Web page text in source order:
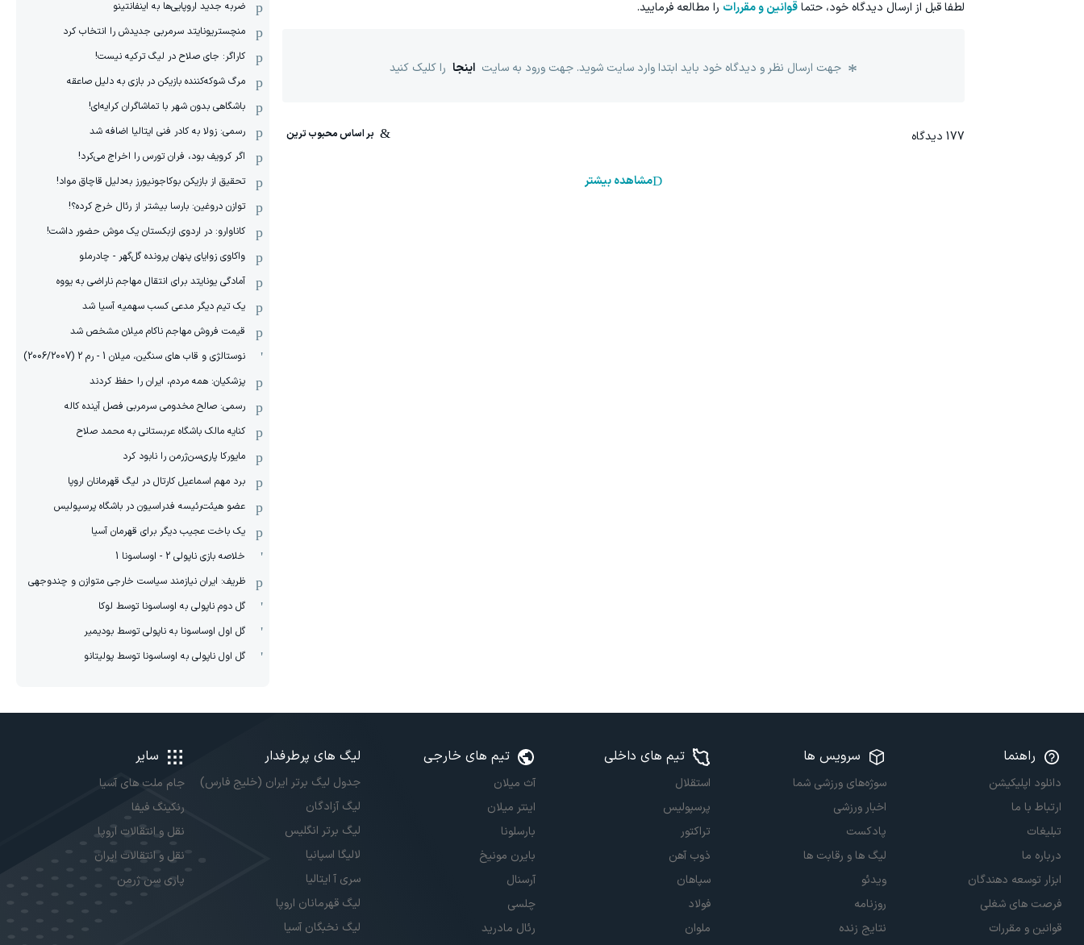
لطفا قبل از ارسال دیدگاه خود، حتماقوانین و مقررات را مطالعه فرمایید.
جهت ارسال نظر و دیدگاه خود باید ابتدا وارد سایت شوید. جهت ورود به سایت اینجا را کلیک کنید
177 دیدگاه
مشاهده بیشتر
ضربه جدید اروپایی‌ها به اینفانتینو
منچستریونایتد سرمربی جدیدش را انتخاب کرد
کاراگر: جای صلاح در لیگ ترکیه نیست!
مرگ شوکه‌کننده بازیکن در بازی به دلیل صاعقه
باشگاهی بدون شهر با تماشاگران کرایه‌ای!
رسمی: زولا به کادر فنی ایتالیا اضافه شد
اگر کرویف بود، فران تورس را اخراج می‌کرد!
تحقیق از بازیکن بوکاجونیورز به‌دلیل قاچاق مواد!
توازن دروغین: بارسا بیشتر از رئال خرج کرده؟!
کاناوارو: در اردوی ازبکستان یک موش حضور داشت!
واکاوی زوایای پنهان پرونده گل‌گهر - چادرملو
آمادگی یونایتد برای انتقال مهاجم ناراضی به یووه
یک تیم دیگر مدعی کسب سهمیه آسیا شد
قیمت فروش مهاجم ناکام میلان مشخص شد
نوستالژی و قاب های سنگین، میلان 1 - رم 2 (2006/2007)
پزشکیان: همه مردم، ایران را حفظ کردند
رسمی: صالح مخدومی سرمربی فصل آینده کاله
کنایه مالک باشگاه عربستانی به محمد صلاح
مایورکا پاری‌سن‌ژرمن را نابود کرد
برد مهم اسماعیل کارتال در لیگ قهرمانان اروپا
عضو هیئت‌رئیسه فدراسیون در باشگاه پرسپولیس
یک باخت عجیب دیگر برای قهرمان آسیا
خلاصه بازی ناپولی 2 - اوساسونا 1
ظریف: ایران نیازمند سیاست خارجی متوازن و چندوجهی
گل دوم ناپولی به اوساسونا توسط لوکا
گل اول اوساسونا به ناپولی توسط بودیمیر
گل اول ناپولی به اوساسونا توسط پولیتانو
راهنما
دانلود اپلیکیشن
ارتباط با ما
تبلیغات
درباره ما
ابزار توسعه دهندگان
فرصت های شغلی
قوانین و مقررات
سرویس ها
سوژه‌های ورزشی شما
اخبار ورزشی
پادکست
لیگ ها و رقابت ها
ویدئو
روزنامه
نتایج زنده
تیم های داخلی
استقلال
پرسپولیس
تراکتور
ذوب آهن
سپاهان
فولاد
ملوان
تیم های خارجی
آث میلان
اینتر میلان
بارسلونا
بایرن مونیخ
آرسنال
چلسی
رئال مادرید
لیگ های پرطرفدار
جدول لیگ برتر ایران (خلیج فارس)
لیگ آزادگان
لیگ برتر انگلیس
لالیگا اسپانیا
سری آ ایتالیا
لیگ قهرمانان اروپا
لیگ نخبگان آسیا
سایر
جام ملت های آسیا
رنکینگ فیفا
نقل و انتقالات اروپا
نقل و انتقالات ایران
پاری سن ژرمن